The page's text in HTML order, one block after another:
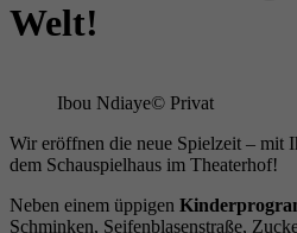
Welt!
Ibou Ndiaye© Privat
Wir eröffnen die neue Spielzeit – mit
dem Schauspielhaus im Theaterhof!
Neben einem üppigen
Schminken, Seifenblasenstraße,
Zweck
Name _pk_ses